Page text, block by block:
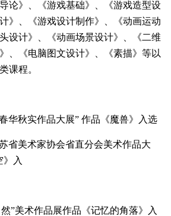
论》、《游戏基础》、《游戏造型设
》、《游戏设计制作》、《动画运动
设计》、《动画场景设计》、《二维
、《电脑图文设计》、《素描》等以
课程。
华秋实作品大展” 作品《魔兽》入选
省美术家协会省直分会美术作品大
》入
然”美术作品展作品《记忆的角落》入